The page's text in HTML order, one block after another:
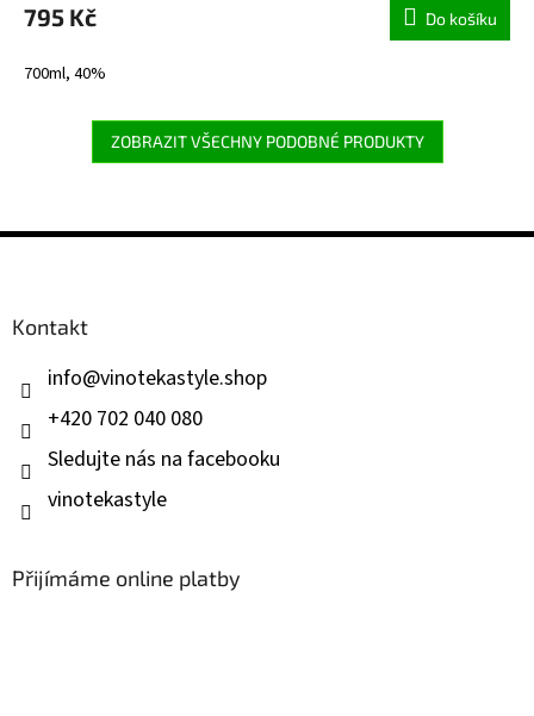
795 Kč Do košíku
700ml, 40%
ZOBRAZIT VŠECHNY PODOBNÉ PRODUKTY
Z
Kontakt
info@vinotekastyle.shop
+420 702 040 080
Sledujte nás na facebooku
vinotekastyle
Přijímáme online platby